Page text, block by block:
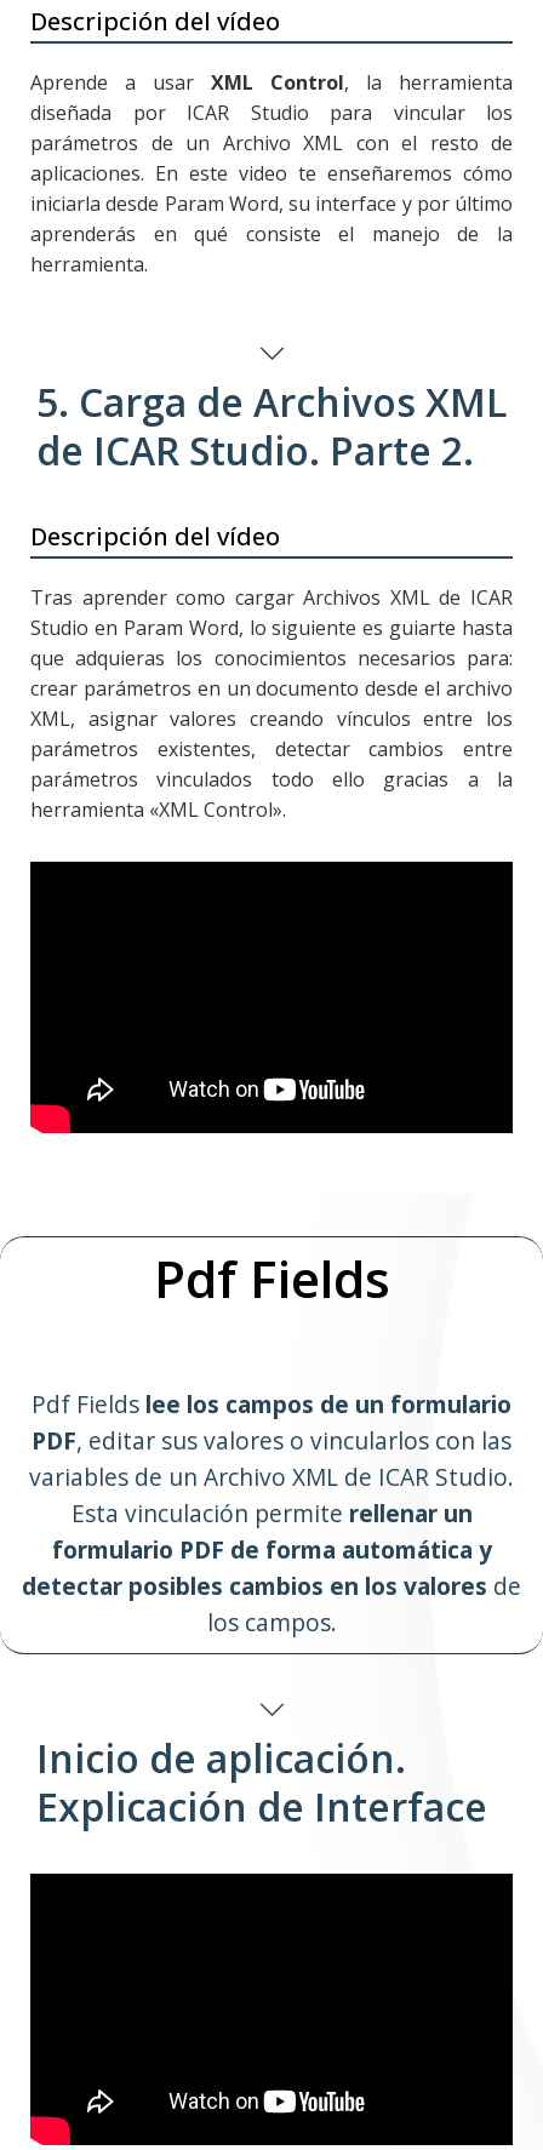
Descripción del vídeo
Aprende a usar XML Control, la herramienta
diseñada por ICAR Studio para vincular los
parámetros de un Archivo XML con el resto de
aplicaciones. En este video te enseñaremos cómo
iniciarla desde Param Word, su interface y por último
aprenderás en qué consiste el manejo de la
herramienta.
5. Carga de Archivos XML
de ICAR Studio. Parte 2.
Descripción del vídeo
Tras aprender como cargar Archivos XML de ICAR
Studio en Param Word, lo siguiente es guiarte hasta
que adquieras los conocimientos necesarios para:
crear parámetros en un documento desde el archivo
XML, asignar valores creando vínculos entre los
parámetros existentes, detectar cambios entre
parámetros vinculados todo ello gracias a la
herramienta «XML Control».
Pdf Fields
Pdf Fields lee los campos de un formulario
PDF, editar sus valores o vincularlos con las
variables de un Archivo XML de ICAR Studio.
Esta vinculación permite rellenar un
formulario PDF de forma automática y
detectar posibles cambios en los valores de
los campos.
Inicio de aplicación.
Explicación de Interface